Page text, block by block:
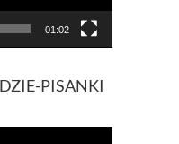
01:02
PISANKI